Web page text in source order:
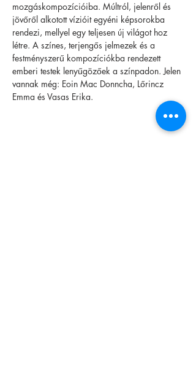
mozgáskompozícióiba. Múltról, jelenről és
jövőről alkotott vízióit egyéni képsorokba
rendezi, mellyel egy teljesen új világot hoz
létre. A színes, terjengős jelmezek és a
festményszerű kompozíciókba rendezett
emberi testek lenyűgözőek a színpadon. Jelen
vannak még: Eoin Mac Donncha, Lőrincz
Emma és Vasas Erika.